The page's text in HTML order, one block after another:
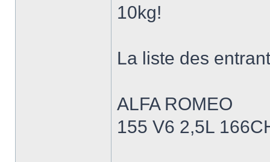
10kg!
La liste des
ALFA ROMEO
155 V6 2,5L